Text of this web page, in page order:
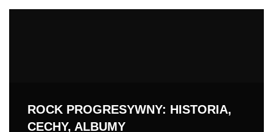
ROCK PROGRESYWNY: HISTORIA,
CECHY, ALBUMY